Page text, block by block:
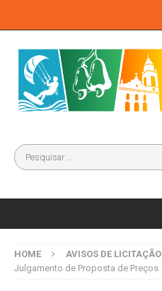
HOME AVISOS DE LICITAÇÃO
Julgamento de Proposta de Preços